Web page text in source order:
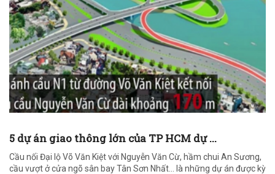
5 dự án giao thông lớn của TP HCM dự ...
Cầu nối Đại lộ Võ Văn Kiệt với Nguyễn Văn Cừ, hầm chui An Sương,
cầu vượt ở cửa ngõ sân bay Tân Sơn Nhất… là những dự án được kỳ